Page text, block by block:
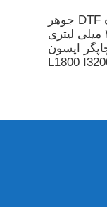
جوهر DTF عمده
فروشی ۲۵۰ میلی لیتری
اپسون
L1800